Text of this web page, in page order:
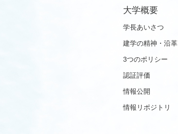
大学概要
学長あいさつ
建学の精神・沿革
3つのポリシー
認証評価
情報公開
情報リポジトリ